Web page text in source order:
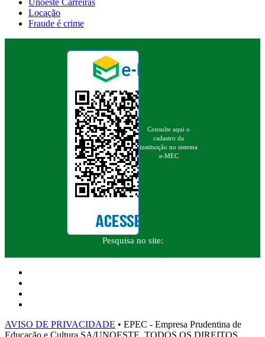
Locação
Fraude é crime
Consulte aqui o
cadastro da
instituição no sistema
e-MEC
Pesquisa no site:
AVISO DE PRIVACIDADE • EPEC - Empresa Prudentina de
Educação e Cultura SA/UNOESTE. TODOS OS DIREITOS